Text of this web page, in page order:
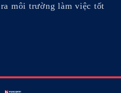
môi trường làm việc tốt